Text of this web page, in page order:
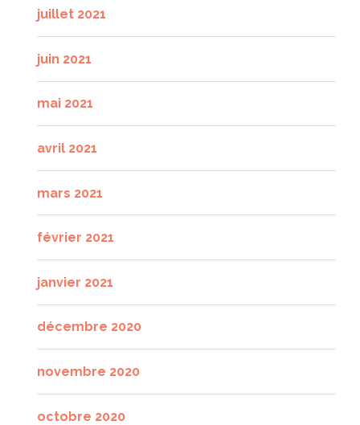
juillet 2021
juin 2021
mai 2021
avril 2021
mars 2021
février 2021
janvier 2021
décembre 2020
novembre 2020
octobre 2020